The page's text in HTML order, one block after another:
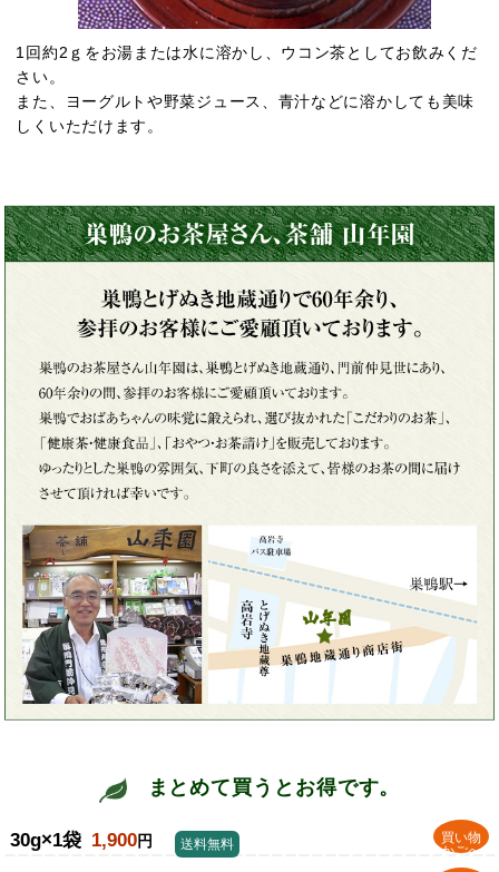
1回約2ｇをお湯または水に溶かし、ウコン茶としてお飲みくだ
さい。
また、ヨーグルトや野菜ジュース、青汁などに溶かしても美味
しくいただけます。
まとめて買うとお得です。
30g×1袋 1,900円
買い物
かごへ
送料無料